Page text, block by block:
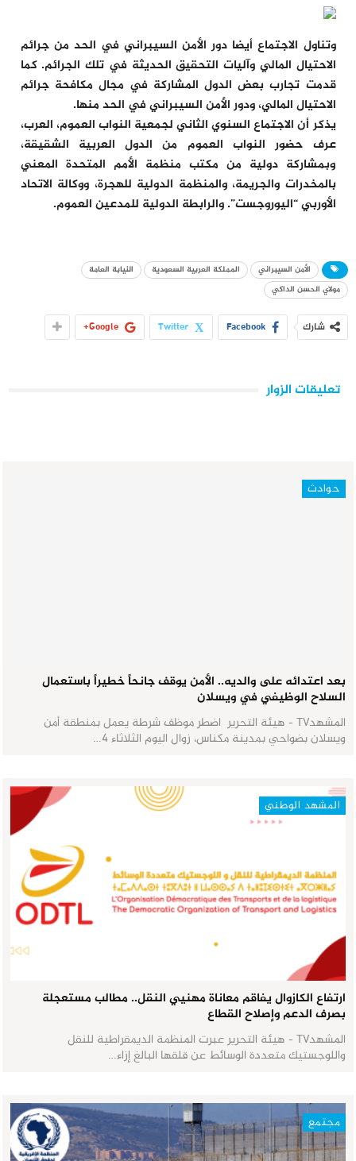
وتناول الاجتماع أيضا دور الأمن السيبراني في الحد من جرائم
الاحتيال المالي وآليات التحقيق الحديثة في تلك الجرائم. كما
قدمت تجارب بعض الدول المشاركة في مجال مكافحة جرائم
الاحتيال المالي، ودور الأمن السيبراني في الحد منها.
يذكر أن الاجتماع السنوي الثاني لجمعية النواب العموم، العرب،
عرف حضور النواب العموم من الدول العربية الشقيقة،
وبمشاركة دولية من مكتب منظمة الأمم المتحدة المعني
بالمخدرات والجريمة، والمنظمة الدولية للهجرة، ووكالة الاتحاد
الأوربي “اليوروجست”. والرابطة الدولية للمدعين العموم.
الأمن السيبراني المملكة العربية السعودية
النيابة العامة
مولاي الحسن الداكي
شارك Facebook
Twitter
Google+
تعليقات الزوار
حوادث
بعد اعتدائه على والديه.. الأمن يوقف جانحاً خطيراً باستعمال
السلاح الوظيفي في ويسلان
المشهدTV - هيئة التحرير اضطر موظف شرطة يعمل بمنطقة أمن
ويسلان بضواحي بمدينة مكناس، زوال اليوم الثلاثاء 4…
المشهد الوطني
ارتفاع الكازوال يفاقم معاناة مهنيي النقل.. مطالب مستعجلة
بصرف الدعم وإصلاح القطاع
المشهدTV - هيئة التحرير عبرت المنظمة الديمقراطية للنقل
واللوجستيك متعددة الوسائط عن قلقها البالغ إزاء…
مجتمع